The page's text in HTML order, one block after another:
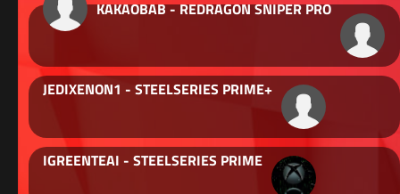
KAKAOBAB - REDRAGON SNIPER PRO
JEDIXENON1 - STEELSERIES PRIME+
IGREENTEAI - STEELSERIES PRIME